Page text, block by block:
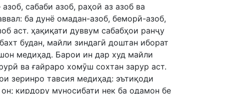
сабаби азоб, раҳоӣ аз азоб ва
ба дунё омадан-азоб, беморӣ-азоб,
аст. ҳақиқати дуввум сабабҳои ранҷу
будан, майли зиндагӣ доштан иборат
медиҳад. Барои ин дар худ майли
ва ғайраро хомӯш сохтан зарур аст.
зеринро тавсия медиҳад: эътиқоди
кирдору муносибати нек ба одамон бе